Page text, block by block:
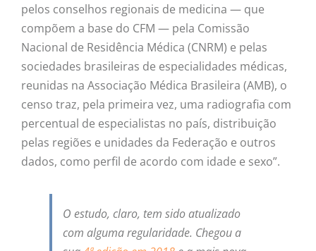
pelos conselhos regionais de medicina — que
compõem a base do CFM — pela Comissão
Nacional de Residência Médica (CNRM) e pelas
sociedades brasileiras de especialidades médicas,
reunidas na Associação Médica Brasileira (AMB), o
censo traz, pela primeira vez, uma radiografia com
percentual de especialistas no país, distribuição
pelas regiões e unidades da Federação e outros
dados, como perfil de acordo com idade e sexo”.
O estudo, claro, tem sido atualizado
com alguma regularidade. Chegou a